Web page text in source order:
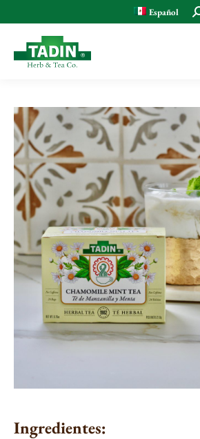
Español
Ingredientes: